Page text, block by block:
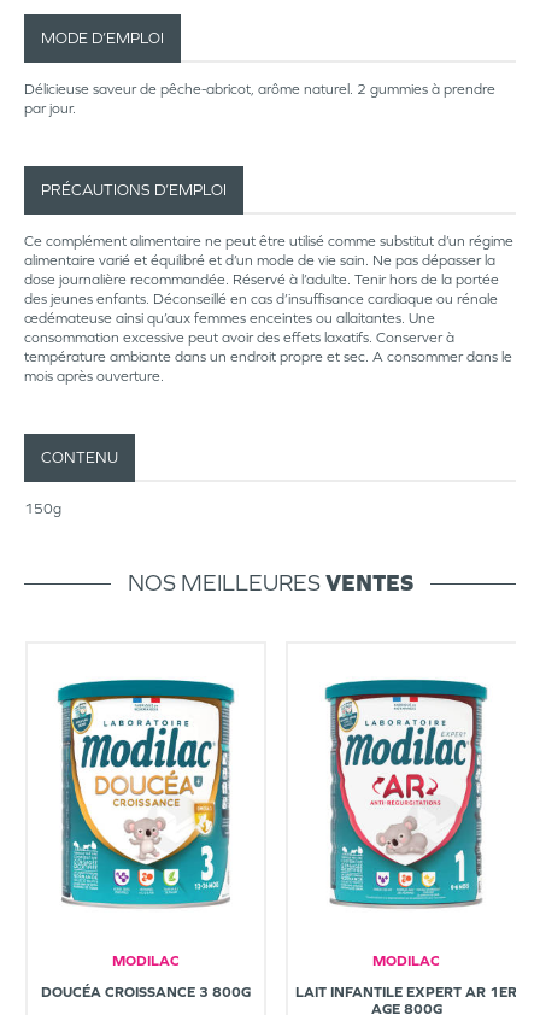
MODE D’EMPLOI
Délicieuse saveur de pêche-abricot, arôme naturel. 2 gummies à prendre
par jour.
PRÉCAUTIONS D’EMPLOI
Ce complément alimentaire ne peut être utilisé comme substitut d’un régime
alimentaire varié et équilibré et d’un mode de vie sain. Ne pas dépasser la
dose journalière recommandée. Réservé à l’adulte. Tenir hors de la portée
des jeunes enfants. Déconseillé en cas d’insuffisance cardiaque ou rénale
œdémateuse ainsi qu’aux femmes enceintes ou allaitantes. Une
consommation excessive peut avoir des effets laxatifs. Conserver à
température ambiante dans un endroit propre et sec. A consommer dans le
mois après ouverture.
CONTENU
150g
NOS MEILLEURESVENTES
MODILAC
DOUCÉA CROISSANCE 3 800G
MODILAC
LAIT INFANTILE EXPERT AR 1ER
AGE 800G